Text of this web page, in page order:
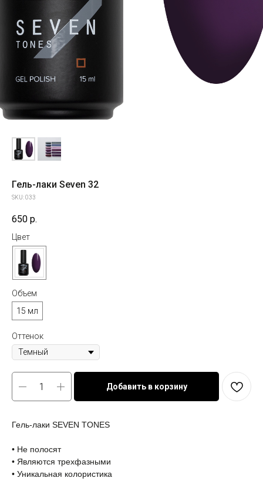
Гель-лаки Seven 32
SKU:033
650 р.
Цвет
Объем
15 мл
Оттенок
Добавить в корзину
Гель-лаки SEVEN TONES
• Не полосят
• Являются трехфазными
• Уникальная колористика